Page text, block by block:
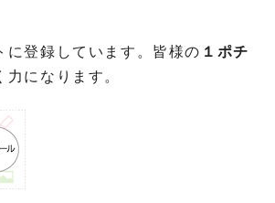
に登録しています。皆様の １ポチ
になります。